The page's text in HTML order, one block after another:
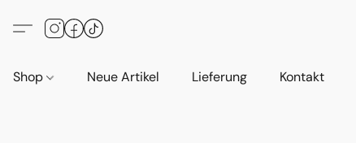
Shop Neue Artikel Lieferung Kontakt